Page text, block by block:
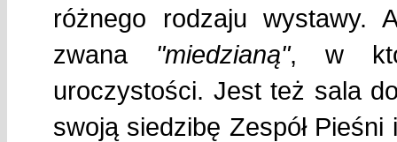
różnego rodzaju wystawy.
zwana "miedzianą", w
uroczystości. Jest też sala
swoją siedzibę Zespół